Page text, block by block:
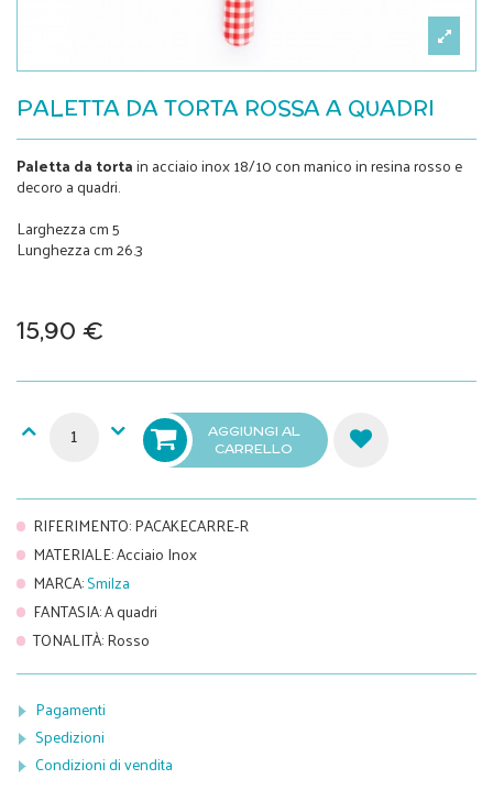
PALETTA DA TORTA ROSSA A QUADRI
Paletta da tortain acciaio inox 18/10 con manico in resina rosso e
decoro a quadri.
Larghezza cm 5
Lunghezza cm 26.3
15,90 €
AGGIUNGI AL
CARRELLO
RIFERIMENTO:PACAKECARRE-R
MATERIALE:Acciaio Inox
MARCA:Smilza
FANTASIA:A quadri
TONALITÀ:Rosso
Pagamenti
Spedizioni
Condizioni di vendita